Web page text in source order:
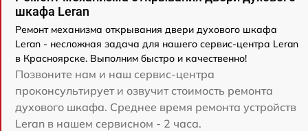
шкафа Leran
Ремонт механизма открывания двери духового шкафа
Leran - несложная задача для нашего сервис-центра Leran
в Красноярске. Выполним быстро и качественно!
Позвоните нам и наш сервис-центра
проконсультирует и озвучит стоимость ремонта
духового шкафа. Среднее время ремонта устройств
Leran в нашем сервисном - 2 часа.